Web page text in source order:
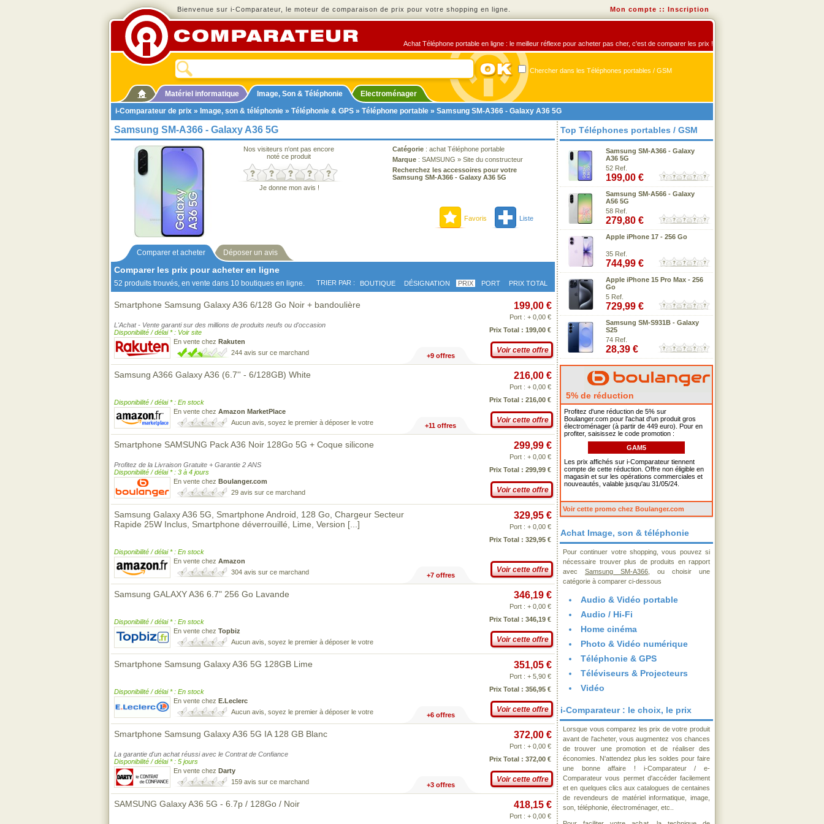
Bienvenue sur i-Comparateur, le moteur de comparaison de prix pour votre shopping en ligne. Mon compte :: Inscription
Achat Téléphone portable en ligne : le meilleur réflexe pour acheter pas cher, c'est de comparer les prix !
Chercher dans les Téléphones portables / GSM
Matériel informatique Image, Son & Téléphonie
Electroménager
i-Comparateur de prix » Image, son & téléphonie » Téléphonie & GPS » Téléphone portable » Samsung SM-A366 - Galaxy A36 5G
Samsung SM-A366 - Galaxy A36 5G
Nos visiteurs n'ont pas encore
noté ce produit
Je donne mon avis !
Catégorie : achat Téléphone portable
Marque : SAMSUNG » Site du constructeur
Recherchez les accessoires pour votre
Samsung SM-A366 - Galaxy A36 5G
Favoris Liste
Comparer et acheter Déposer un avis
Comparer les prix pour acheter en ligne
52 produits trouvés, en vente dans 10 boutiques en ligne. TRIER PAR : BOUTIQUE DÉSIGNATION PRIX PORT PRIX TOTAL
Smartphone Samsung Galaxy A36 6/128 Go Noir + bandoulière
L'Achat - Vente garanti sur des millions de produits neufs ou d'occasion
Disponibilité / délai * : Voir site
En vente chez Rakuten
244 avis sur ce marchand
199,00 €
Port : + 0,00 €
Prix Total : 199,00 €
Voir cette offre
+9 offres
Samsung A366 Galaxy A36 (6.7'' - 6/128GB) White
Disponibilité / délai * : En stock
En vente chez Amazon MarketPlace
Aucun avis, soyez le premier à déposer le votre
216,00 €
Port : + 0,00 €
Prix Total : 216,00 €
Voir cette offre
+11 offres
Smartphone SAMSUNG Pack A36 Noir 128Go 5G + Coque silicone
Profitez de la Livraison Gratuite + Garantie 2 ANS
Disponibilité / délai * : 3 à 4 jours
En vente chez Boulanger.com
29 avis sur ce marchand
299,99 €
Port : + 0,00 €
Prix Total : 299,99 €
Voir cette offre
Samsung Galaxy A36 5G, Smartphone Android, 128 Go, Chargeur Secteur
Rapide 25W Inclus, Smartphone déverrouillé, Lime, Version [...]
Disponibilité / délai * : En stock
En vente chez Amazon
304 avis sur ce marchand
329,95 €
Port : + 0,00 €
Prix Total : 329,95 €
Voir cette offre
+7 offres
Samsung GALAXY A36 6.7" 256 Go Lavande
Disponibilité / délai * : En stock
En vente chez Topbiz
Aucun avis, soyez le premier à déposer le votre
346,19 €
Port : + 0,00 €
Prix Total : 346,19 €
Voir cette offre
Smartphone Samsung Galaxy A36 5G 128GB Lime
Disponibilité / délai * : En stock
En vente chez E.Leclerc
Aucun avis, soyez le premier à déposer le votre
351,05 €
Port : + 5,90 €
Prix Total : 356,95 €
Voir cette offre
+6 offres
Smartphone Samsung Galaxy A36 5G IA 128 GB Blanc
La garantie d'un achat réussi avec le Contrat de Confiance
Disponibilité / délai * : 5 jours
En vente chez Darty
159 avis sur ce marchand
372,00 €
Port : + 0,00 €
Prix Total : 372,00 €
Voir cette offre
+3 offres
SAMSUNG Galaxy A36 5G - 6.7p / 128Go / Noir 418,15 €
Port : + 0,00 €
Top Téléphones portables / GSM
Samsung SM-A366 - Galaxy
A36 5G
52 Ref.
199,00 €
Samsung SM-A566 - Galaxy
A56 5G
58 Ref.
279,80 €
Apple iPhone 17 - 256 Go
35 Ref.
744,99 €
Apple iPhone 15 Pro Max - 256
Go
5 Ref.
729,99 €
Samsung SM-S931B - Galaxy
S25
74 Ref.
28,39 €
5% de réduction
Profitez d'une réduction de 5% sur
Boulanger.com pour l'achat d'un produit gros
électroménager (à partir de 449 euro). Pour en
profiter, saisissez le code promotion :
GAM5
Les prix affichés sur i-Comparateur tiennent
compte de cette réduction. Offre non éligible en
magasin et sur les opérations commerciales et
nouveautés, valable jusqu'au 31/05/24.
Voir cette promo chez Boulanger.com
Achat Image, son & téléphonie
Pour continuer votre shopping, vous pouvez si
nécessaire trouver plus de produits en rapport
avec Samsung SM-A366 , ou choisir une
catégorie à comparer ci-dessous
Audio & Vidéo portable
Audio / Hi-Fi
Home cinéma
Photo & Vidéo numérique
Téléphonie & GPS
Téléviseurs & Projecteurs
Vidéo
i-Comparateur : le choix, le prix
Lorsque vous comparez les prix de votre produit
avant de l'acheter, vous augmentez vos chances
de trouver une promotion et de réaliser des
économies. N'attendez plus les soldes pour faire
une bonne affaire ! i-Comparateur / e-
Comparateur vous permet d'accéder facilement
et en quelques clics aux catalogues de centaines
de revendeurs de matériel informatique, image,
son, téléphonie, électroménager, etc..